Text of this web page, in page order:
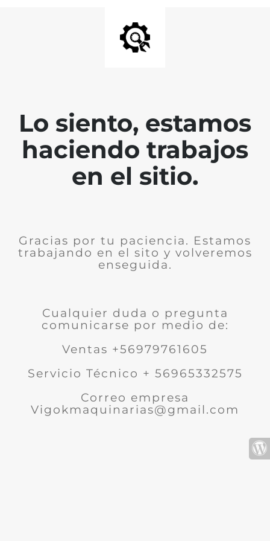
Lo siento, estamos
haciendo trabajos
en el sitio.
Gracias por tu paciencia. Estamos
trabajando en el sito y volveremos
enseguida.
Cualquier duda o pregunta
comunicarse por medio de:
Ventas +56979761605
Servicio Técnico + 56965332575
Correo empresa
Vigokmaquinarias@gmail.com